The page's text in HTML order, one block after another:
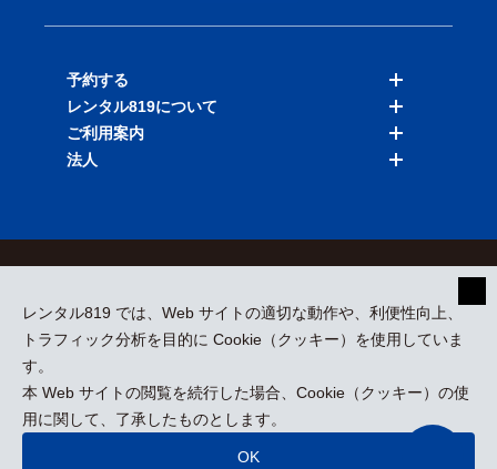
レンタル819 では、Web サイトの適切な動作や、利便性向上、
トラフィック分析を目的に Cookie（クッキー）を使用していま
す。
本 Web サイトの閲覧を続行した場合、Cookie（クッキー）の使
用に関して、了承したものとします。
OK
予約する
バイクを探す
店舗を探す
レンタル819について
料金表
ご利用案内
法人
採用情報
プレスリリース
kizuki Rental Service © All Rights Reserved.